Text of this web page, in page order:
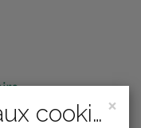
OK×
Politique relative aux cookies